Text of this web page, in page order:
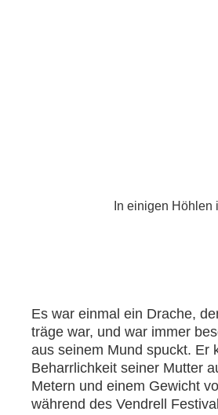
In einigen
Es war einmal ein Drache,
träge war, und war immer
aus seinem Mund spuckt. Er
Beharrlichkeit seiner Mutter
Metern und einem Gewicht
während des Vendrell